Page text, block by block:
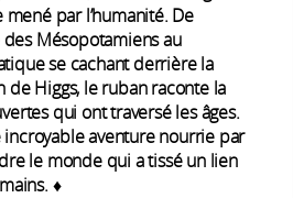
par l’humanité. De
Mésopotamiens au
se cachant derrière la
Higgs, le ruban raconte la
qui ont traversé les âges.
aventure nourrie par
le monde qui a tissé un lien
♦